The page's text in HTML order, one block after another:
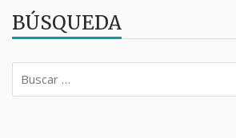
BÚSQUEDA
Buscar: